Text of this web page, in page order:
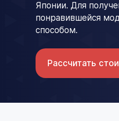
Японии. Для
понравившейся
способом.
Рассчитать